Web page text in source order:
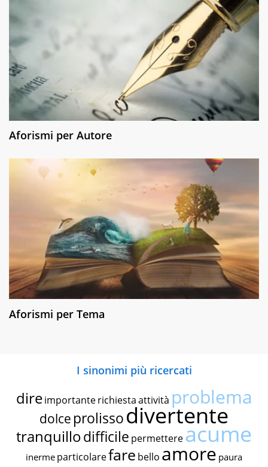
Aforismi per Autore
Aforismi per Tema
I sinonimi più ricercati
dire importante richiestaattività problema
dolce prolissodivertente
tranquillodifficile permettereacume
inerme particolarefare bello amore paura